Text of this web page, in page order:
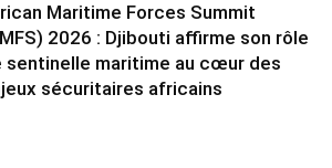
Maritime Forces Summit
2026 : Djibouti affirme son rôle
sentinelle maritime au cœur des
sécuritaires africains